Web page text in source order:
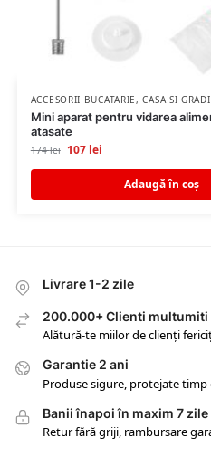
ACCESORII BUCATARIE,CASA SI
Mini aparat pentru vidarea
atasate
174lei 107 lei
Adaugă în coș
Livrare 1-2 zile
200.000+ Clienti multumiti
Alătură-te miilor de clienți
Garantie 2 ani
Produse sigure, protejate timp
Banii înapoi în maxim 7 zile
Retur fără griji, rambursare